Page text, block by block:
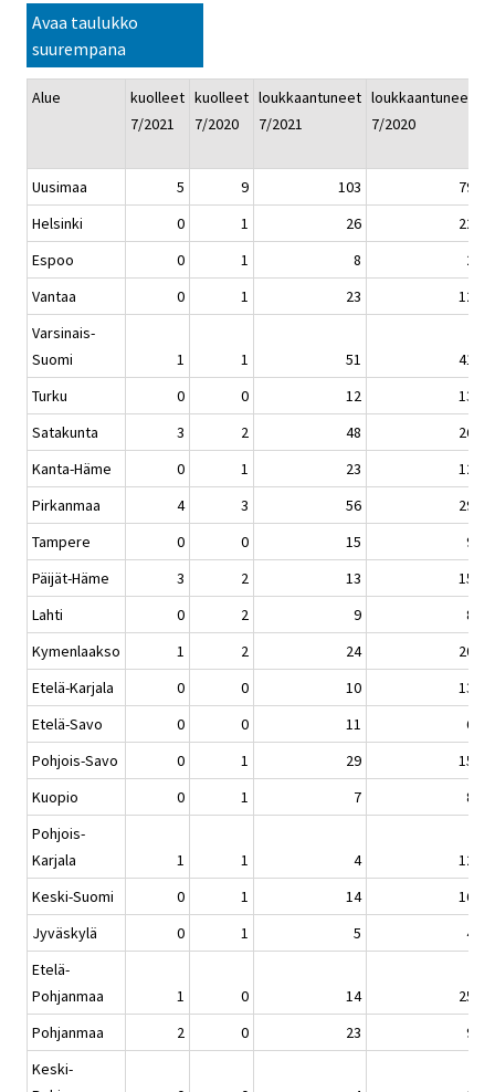
Avaa taulukko
suurempana
Alue
kuolleet
7/2021
kuolleet
7/2020
loukkaantuneet
7/2021
loukkaantuneet
7/2020
Uusimaa
5 9 103
79
Helsinki
0 1 26
22
Espoo
0 1 8
2
Vantaa
0 1 23
12
Varsinais-
Suomi
1 1 51
41
Turku
0 0 12
13
Satakunta
3 2 48
26
Kanta-Häme
0 1 23
12
Pirkanmaa
4 3 56
29
Tampere
0 0 15
9
Päijät-Häme
3 2 13
15
Lahti
0 2 9
8
Kymenlaakso
1 2 24
20
Etelä-Karjala
0 0 10
13
Etelä-Savo
0 0 11
6
Pohjois-Savo
0 1 29
15
Kuopio
0 1 7
8
Pohjois-
Karjala
1 1 4
12
Keski-Suomi
0 1 14
16
Jyväskylä
0 1 5
4
Etelä-
Pohjanmaa
1 0 14
25
Pohjanmaa
2 0 23
9
Keski-